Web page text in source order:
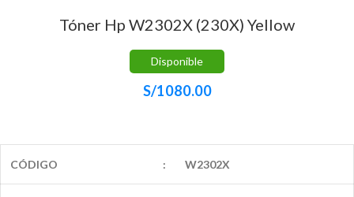
Tóner Hp W2302X (230X) Yellow
Disponible
S/1080.00
CÓDIGO : W2302X